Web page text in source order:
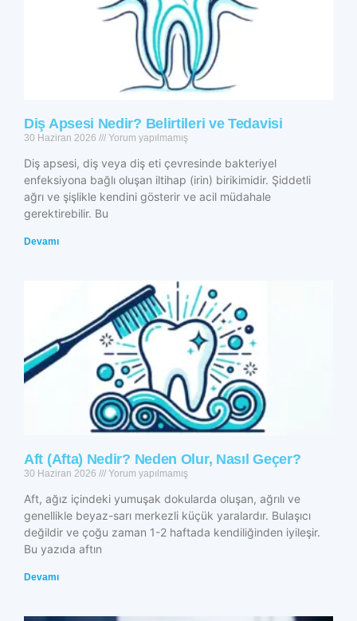
Diş Apsesi Nedir? Belirtileri ve Tedavisi
30 Haziran 2026 Yorum yapılmamış
Diş apsesi, diş veya diş eti çevresinde bakteriyel
enfeksiyona bağlı oluşan iltihap (irin) birikimidir. Şiddetli
ağrı ve şişlikle kendini gösterir ve acil müdahale
gerektirebilir. Bu
Devamı
Aft (Afta) Nedir? Neden Olur, Nasıl Geçer?
30 Haziran 2026 Yorum yapılmamış
Aft, ağız içindeki yumuşak dokularda oluşan, ağrılı ve
genellikle beyaz-sarı merkezli küçük yaralardır. Bulaşıcı
değildir ve çoğu zaman 1-2 haftada kendiliğinden iyileşir.
Bu yazıda aftın
Devamı